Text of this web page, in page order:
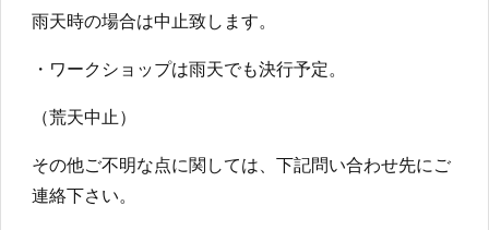
雨天時の場合は中止致します。
・ワークショップは雨天でも決行予定。
（荒天中止）
その他ご不明な点に関しては、下記問い合わせ先にご
連絡下さい。